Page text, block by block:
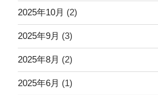
2025年10月 (2)
2025年9月 (3)
2025年8月 (2)
2025年6月 (1)